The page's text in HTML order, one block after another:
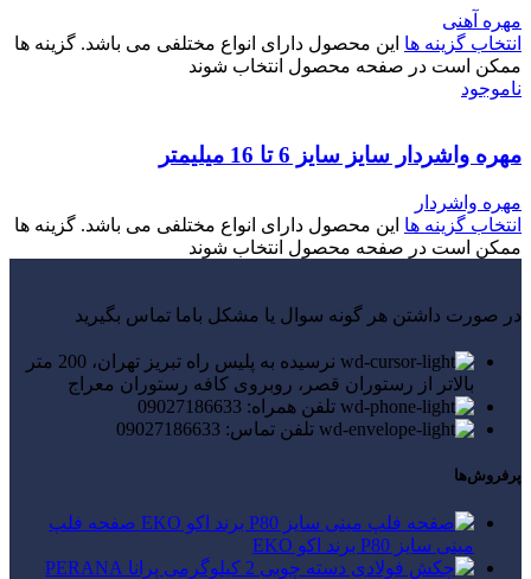
مهره آهنی
انتخاب گزینه ها این محصول دارای انواع مختلفی می باشد. گزینه ها
ممکن است در صفحه محصول انتخاب شوند
ناموجود
مهره واشردار سایز سایز 6 تا 16 میلیمتر
مهره واشردار
انتخاب گزینه ها این محصول دارای انواع مختلفی می باشد. گزینه ها
ممکن است در صفحه محصول انتخاب شوند
در صورت داشتن هر گونه سوال یا مشکل باما تماس بگیرید
نرسیده به پلیس راه تبریز تهران، 200 متر
بالاتر از رستوران قصر، روبروی کافه رستوران معراج
تلفن همراه: 09027186633
تلفن تماس: 09027186633
پرفروش‌ها
صفحه فلپ
مینی سایز P80 برند اکو EKO